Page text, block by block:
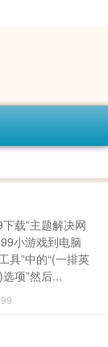
载”主题解决网
小游戏到电脑
具”中的“(一排英
项”然后...